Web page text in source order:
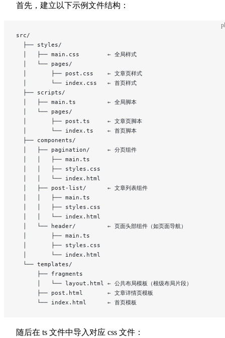
首先，建立以下示例文件结构：
src/
  ├── styles/
  │   ├── main.css        ← 全局样式
  │   └── pages/
  │       ├── post.css    ← 文章页样式
  │       └── index.css   ← 首页样式
  ├── scripts/
  │   ├── main.ts         ← 全局脚本
  │   └── pages/
  │       ├── post.ts     ← 文章页脚本
  │       └── index.ts    ← 首页脚本
  ├── components/
  │   ├── pagination/     ← 分页组件
  │   │   ├── main.ts
  │   │   ├── styles.css
  │   │   └── index.html
  │   ├── post-list/      ← 文章列表组件
  │   │   ├── main.ts
  │   │   ├── styles.css
  │   │   └── index.html
  │   └── header/         ← 页面头部组件（如页面导航）
  │       ├── main.ts
  │       ├── styles.css
  │       └── index.html
  └── templates/
      ├── fragments
      │   └── layout.html ← 公共布局模板（根级布局片段）
      ├── post.html       ← 文章详情页模板
      └── index.html      ← 首页模板
随后在 ts 文件中导入对应 css 文件：